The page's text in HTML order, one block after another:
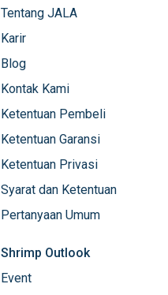
Tentang JALA
Karir
Blog
Kontak Kami
Ketentuan Pembeli
Ketentuan Garansi
Ketentuan Privasi
Syarat dan Ketentuan
Pertanyaan Umum
Shrimp Outlook
Event